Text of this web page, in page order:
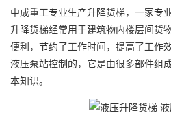
中成重工专业生产升降货梯，一家专
升降货梯经常用于建筑物内楼层间货
便利，节约了工作时间，提高了工作
液压泵站控制的，它是由很多部件组
本知识。